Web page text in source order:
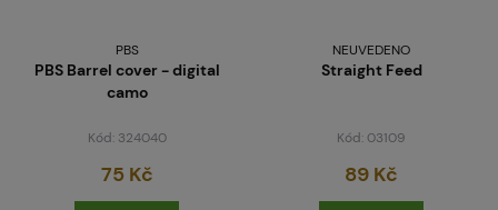
PBS
PBS Barrel cover - digital
camo
Kód: 324040
75 Kč
NEUVEDENO
Straight Feed
Kód: 03109
89 Kč